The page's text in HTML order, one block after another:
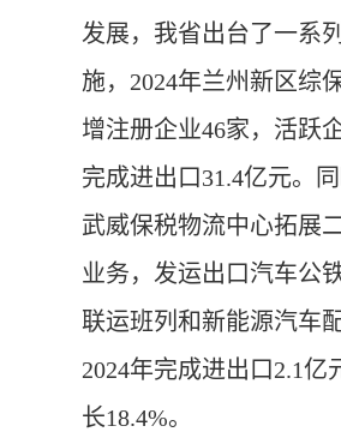
发展，我省出台了一系
施，2024年兰州新区综
增注册企业46家，活跃
完成进出口31.4亿元。
武威保税物流中心拓展
业务，发运出口汽车公
联运班列和新能源汽车
2024年完成进出口2.1亿
长18.4%。